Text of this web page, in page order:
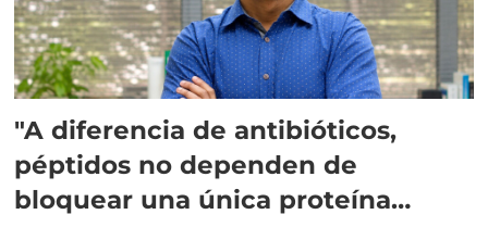
"A diferencia de antibióticos,
péptidos no dependen de
bloquear una única proteína